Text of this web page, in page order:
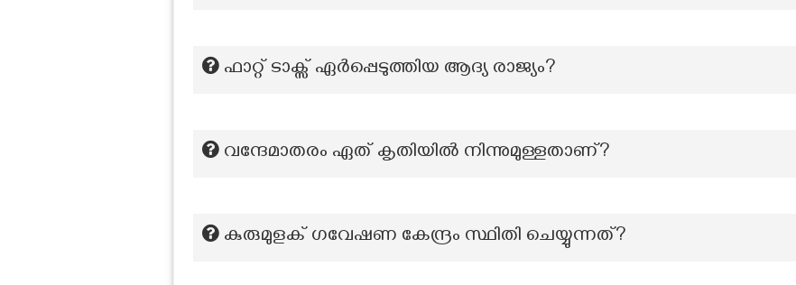
ഫാറ്റ് ടാക്സ് ഏർപ്പെടുത്തിയ ആദ്യ രാജ്യം?
വന്ദേമാതരം ഏത് കൃതിയില്‍ നിന്നുമുള്ളതാണ്?
കുരുമുളക് ഗവേഷണ കേന്ദ്രം സ്ഥിതി ചെയ്യുന്നത്?